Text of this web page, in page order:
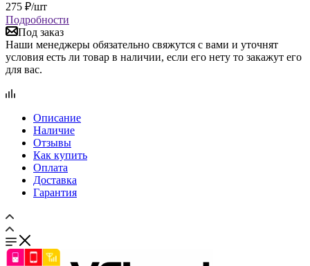
275 ₽/шт
Подробности
Под заказ
Наши менеджеры обязательно свяжутся с вами и уточнят
условия есть ли товар в наличии, если его нету то закажут его
для вас.
Описание
Наличие
Отзывы
Как купить
Оплата
Доставка
Гарантия